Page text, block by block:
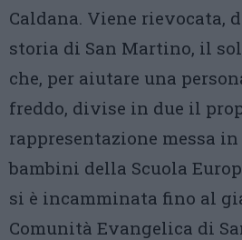
Caldana. Viene rievocata,
storia di San Martino, il
che, per aiutare una
freddo, divise in due il
rappresentazione messa
bambini della Scuola
si è incamminata fino al
Comunità Evangelica di